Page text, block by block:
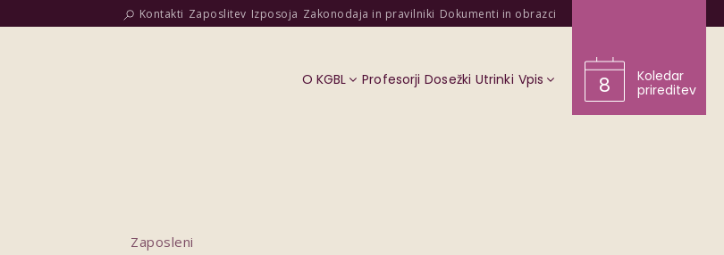
Kontakti Zaposlitev Izposoja Zakonodaja in pravilniki Dokumenti in obrazci
O KGBL Profesorji Dosežki Utrinki Vpis 8
Koledar
prireditev
Zaposleni